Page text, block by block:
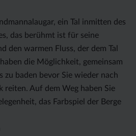
ein Tal inmitten des
das berühmt ist für seine
den warmen Fluss, der dem Tal
die Möglichkeit, gemeinsam
zu baden bevor Sie wieder nach
reiten. Auf dem Weg haben Sie
das Farbspiel der Berge